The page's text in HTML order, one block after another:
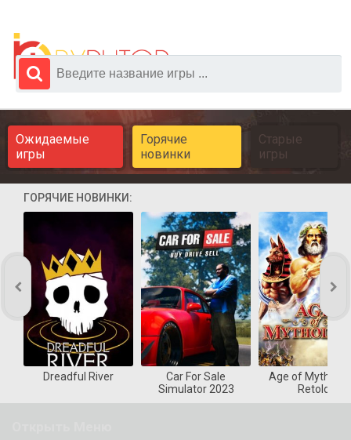
Ожидаемые
игры
Горячие
новинки
Старые
игры
ГОРЯЧИЕ НОВИНКИ:
Dreadful River
Car For Sale
Simulator 2023
Age of
Retold